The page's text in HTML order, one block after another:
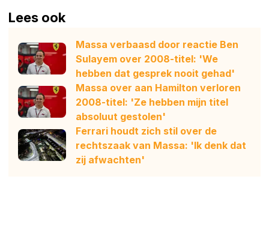
Lees ook
Massa verbaasd door reactie Ben
Sulayem over 2008-titel: 'We
hebben dat gesprek nooit gehad'
Massa over aan Hamilton verloren
2008-titel: 'Ze hebben mijn titel
absoluut gestolen'
Ferrari houdt zich stil over de
rechtszaak van Massa: 'Ik denk dat
zij afwachten'